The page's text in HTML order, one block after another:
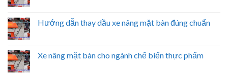
Hướng dẫn thay dầu xe nâng mặt bàn đúng chuẩn
Xe nâng mặt bàn cho ngành chế biến thực phẩm